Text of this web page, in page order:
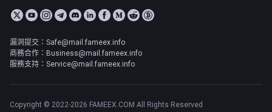
漏洞提交：Safe@mail.fameex.info
商務合作：Business@mail.fameex.info
服務支持：Service@mail.fameex.info
Copyright © 2022-2026 FAMEEX.COM All Rights Reserved